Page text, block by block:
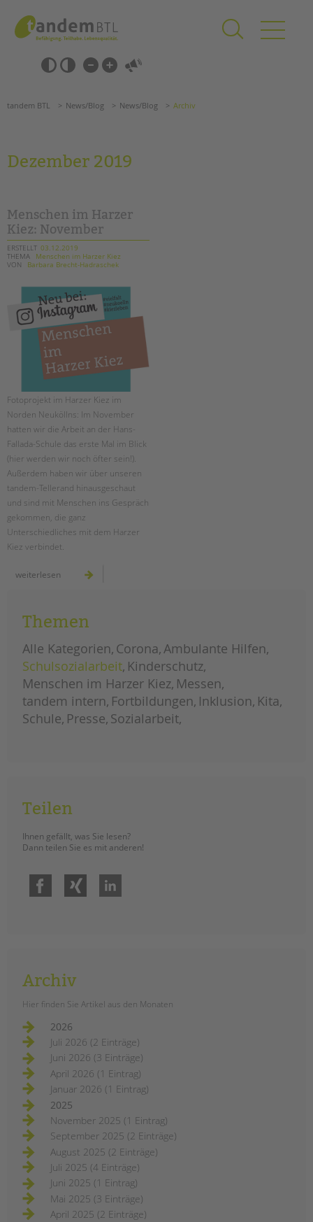
springen
Barrierefrei-
Einstellungen
überspringen
überspringen
Förderzentren
Kollegs
EFöB
Schulbezogene Sozialarbeit
HILFEN ZUR ERZIEHUNG
EINGLIEDERUNGSHILFE
BETREUTES WOHNEN
TANDEM BTL AKADEMIE
Zertfikatskurse
Seminarkalender
Seminarräume
STADTTEILARBEIT
PROFIL | LEITBILD
Bereiche im Überblick
Unsere Videos
schoolcoach BTL
tandem international
KARRIERE
Stellenangebote
tandem als Arbeitgeberin
NEWS/BLOG
PRESSE
KONTAKT
Datenschutz
Hinweisgebersystem
Suchen
tandem BTL News/Blog News/Blog Archiv
Dezember 2019
Menschen im Harzer
Kiez: November
ERSTELLT 03.12.2019
THEMA
Menschen im Harzer Kiez
VON
Barbara Brecht-Hadraschek
Fotoprojekt im Harzer Kiez im
Norden Neuköllns: Im November
hatten wir die Arbeit an der Hans-
Fallada-Schule das erste Mal im Blick
(hier werden wir noch öfter sein!).
Außerdem haben wir über unseren
tandem-Tellerand hinausgeschaut
und sind mit Menschen ins Gespräch
gekommen, die ganz
Unterschiedliches mit dem Harzer
Kiez verbindet.
weiterlesen menschen
Themen
Alle Kategorien Corona Ambulante Hilfen
Schulsozialarbeit Kinderschutz
Menschen im Harzer Kiez Messen
tandem intern Fortbildungen Inklusion Kita
Schule Presse Sozialarbeit
Teilen
Ihnen gefällt, was Sie lesen?
Dann teilen Sie es mit anderen!
Facebook
Archiv
Hier finden Sie Artikel aus den Monaten
2026
Juli 2026 (2 Einträge)
Juni 2026 (3 Einträge)
April 2026 (1 Eintrag)
Januar 2026 (1 Eintrag)
2025
November 2025 (1 Eintrag)
September 2025 (2 Einträge)
August 2025 (2 Einträge)
Juli 2025 (4 Einträge)
Juni 2025 (1 Eintrag)
Mai 2025 (3 Einträge)
April 2025 (2 Einträge)